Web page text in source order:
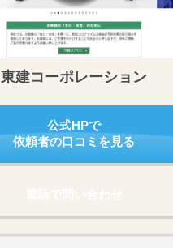
東建コーポレーション
公式HPで
依頼者の口コミを見る